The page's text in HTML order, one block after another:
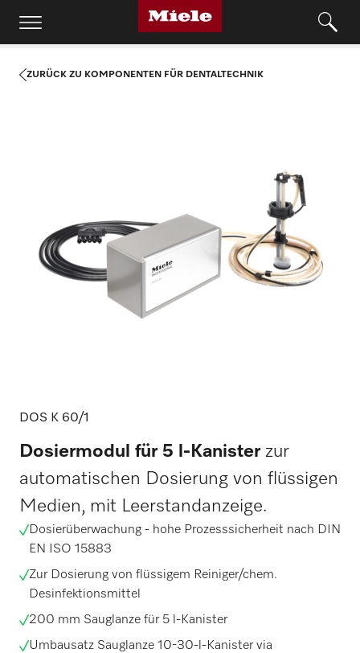
ZURÜCK ZU KOMPONENTEN FÜR DENTALTECHNIK
DOS K 60/1
Dosiermodul für 5 l-Kanisterzur
automatischen Dosierung von flüssigen
Medien, mit Leerstandanzeige.
Dosierüberwachung - hohe Prozesssicherheit nach DIN
EN ISO 15883
Zur Dosierung von flüssigem Reiniger/chem.
Desinfektionsmittel
200 mm Sauglanze für 5 l-Kanister
Umbausatz Sauglanze 10-30-l-Kanister via